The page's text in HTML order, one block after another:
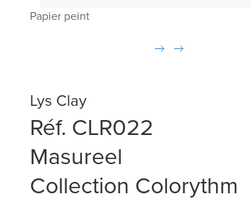
Papier peint
Lys Clay
Réf. CLR022
Masureel
Collection Colorythm